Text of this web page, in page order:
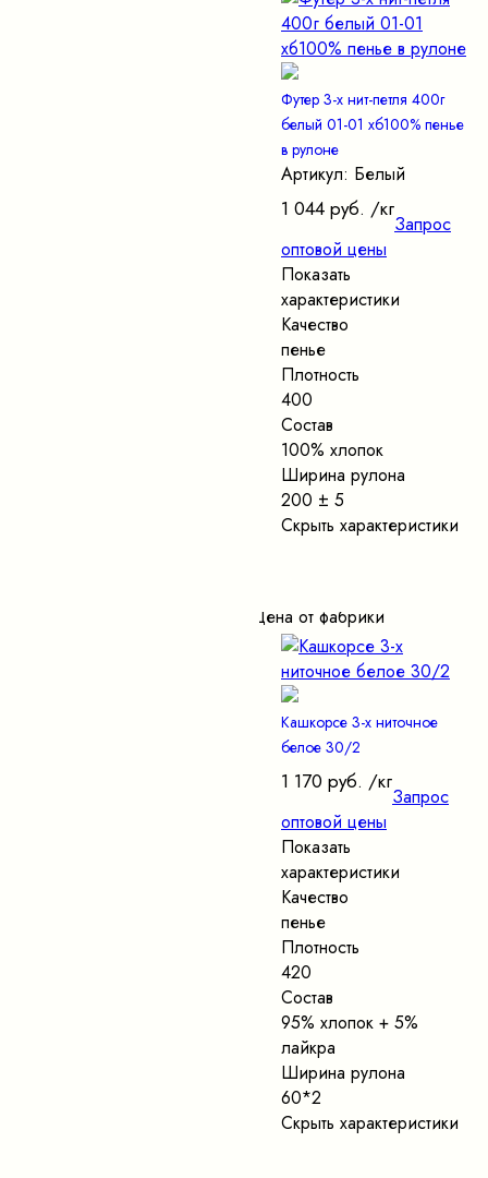
Футер 3-х нит-петля 400г
белый 01-01 хб100% пенье
в рулоне
Артикул: Белый
1 044 руб. /кг
Запрос
оптовой цены
Показать
характеристики
Качество
пенье
Плотность
400
Состав
100% хлопок
Ширина рулона
200 ± 5
Скрыть характеристики
Цена от фабрики
Кашкорсе 3-х ниточное
белое 30/2
1 170 руб. /кг
Запрос
оптовой цены
Показать
характеристики
Качество
пенье
Плотность
420
Состав
95% хлопок + 5%
лайкра
Ширина рулона
60*2
Скрыть характеристики